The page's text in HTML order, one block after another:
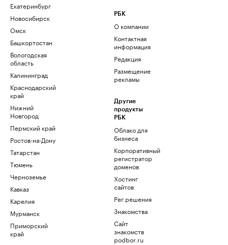
Екатеринбург
Новосибирск
Омск
Башкортостан
Вологодская
область
Калининград
Краснодарский
край
Нижний
Новгород
Пермский край
Ростов-на-Дону
Татарстан
Тюмень
Черноземье
Кавказ
Карелия
Мурманск
Приморский
край
РБК
О компании
Контактная
информация
Редакция
Размещение
рекламы
Другие
продукты
РБК
Облако для
бизнеса
Корпоративный
регистратор
доменов
Хостинг
сайтов
Рег.решения
Знакомства
Сайт
знакомств
podbor.ru